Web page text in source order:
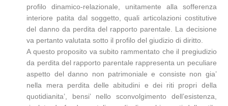
profilo dinamico-relazionale, unitamente alla sofferenza
interiore patita dal soggetto, quali articolazioni costitutive
del danno da perdita del rapporto parentale. La decisione
va pertanto valutata sotto il profilo del giudizio di diritto.
A questo proposito va subito rammentato che il pregiudizio
da perdita del rapporto parentale rappresenta un peculiare
aspetto del danno non patrimoniale e consiste non gia’
nella mera perdita delle abitudini e dei riti propri della
quotidianita’, bensi’ nello sconvolgimento dell’esistenza,